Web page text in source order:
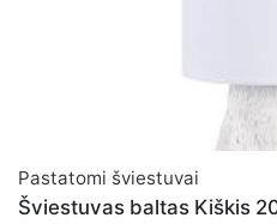
Pastatomi šviestuvai
Šviestuvas baltas Kiškis